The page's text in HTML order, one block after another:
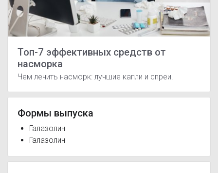
Топ-7 эффективных средств от
насморка
Чем лечить насморк: лучшие капли и спреи.
Формы выпуска
Галазолин
Галазолин